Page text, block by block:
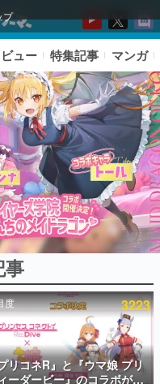
プ
キング
ュー 特集記事 マンガ
度 3223
リコネR』と『ウマ娘 プリ
ーダービー』のコラボが決